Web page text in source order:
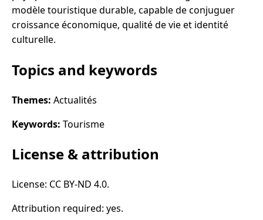
modèle touristique durable, capable de conjuguer
croissance économique, qualité de vie et identité
culturelle.
Topics and keywords
Themes: Actualités
Keywords: Tourisme
License & attribution
License: CC BY-ND 4.0.
Attribution required: yes.